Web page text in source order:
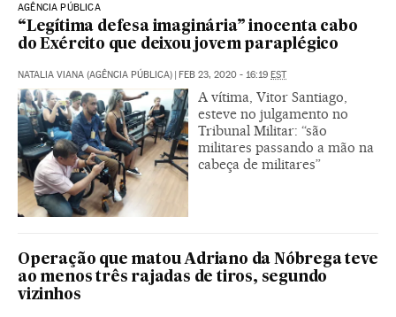
AGÊNCIA PÚBLICA
“Legítima defesa imaginária” inocenta cabo
do Exército que deixou jovem paraplégico
NATALIA VIANA (AGÊNCIA PÚBLICA) | FEB 23, 2020 - 16:19 EST
A vítima, Vitor Santiago,
esteve no julgamento no
Tribunal Militar: “são
militares passando a mão na
cabeça de militares”
Operação que matou Adriano da Nóbrega teve
ao menos três rajadas de tiros, segundo
vizinhos